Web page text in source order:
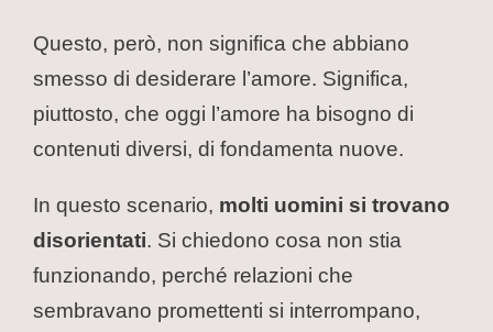
Questo, però, non significa che abbiano
smesso di desiderare l’amore. Significa,
piuttosto, che oggi l’amore ha bisogno di
contenuti diversi, di fondamenta nuove.
In questo scenario, molti uomini si trovano
disorientati. Si chiedono cosa non stia
funzionando, perché relazioni che
sembravano promettenti si interrompano,